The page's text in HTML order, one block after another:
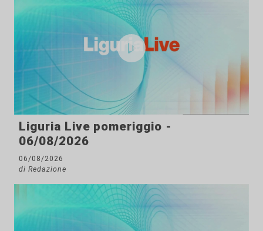
Liguria Live pomeriggio -
06/08/2026
06/08/2026
di Redazione